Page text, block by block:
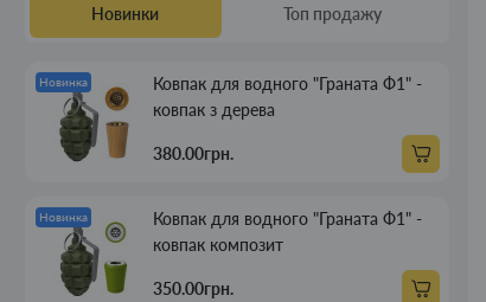
Новинки Топ продажу
Новинка
Ковпак для водного "Граната Ф1" -
ковпак з дерева
380.00грн.
Новинка
Ковпак для водного "Граната Ф1" -
ковпак композит
350.00грн.